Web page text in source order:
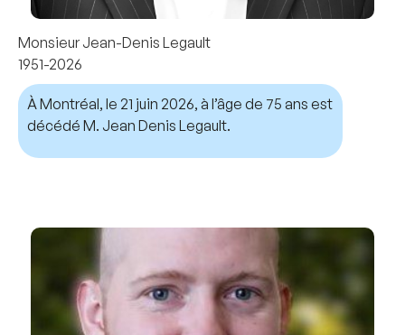
Monsieur Jean-Denis Legault
1951-2026
À Montréal, le 21 juin 2026, à l’âge de 75 ans est
décédé M. Jean Denis Legault.